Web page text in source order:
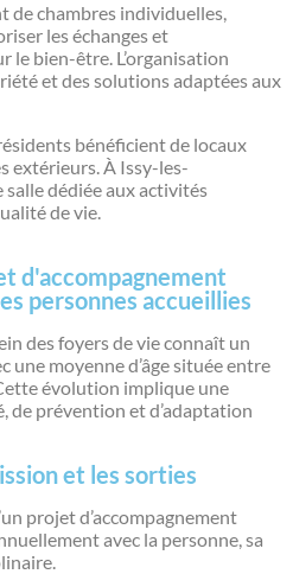
de chambres individuelles,
les échanges et
le bien-être. L’organisation
et des solutions adaptées aux
bénéficient de locaux
extérieurs. À Issy-les-
dédiée aux activités
de vie.
d'accompagnement
personnes accueillies
des foyers de vie connaît un
une moyenne d’âge située entre
évolution implique une
de prévention et d’adaptation
et les sorties
projet d’accompagnement
avec la personne, sa